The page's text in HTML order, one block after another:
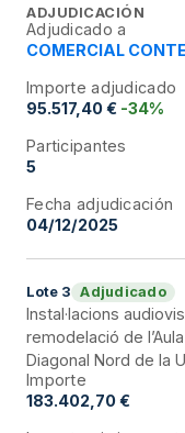
ADJUDICACIÓN
Adjudicado a
COMERCIAL
Importe adjudicado
95.517,40 € -34%
Participantes
5
Fecha adjudicación
04/12/2025
Lote 3 Adjudicado
Instal·lacions
remodelació de
Diagonal Nord de la
Importe
183.402,70 €